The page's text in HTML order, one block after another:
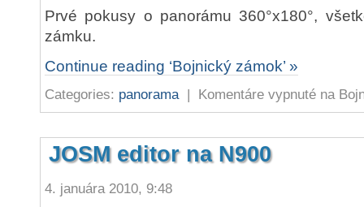
Prvé pokusy o panorámu 360°x180°,
zámku.
Continue reading ‘Bojnický zámok’ »
Categories: panorama| Komentáre vypnuté na
JOSM editor na N900
4. januára 2010, 9:48